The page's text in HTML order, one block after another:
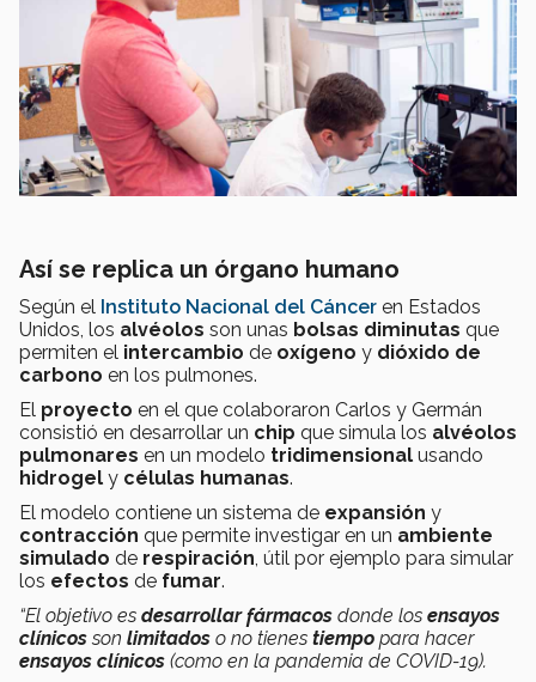
Así se replica un órgano humano
Según el Instituto Nacional del Cáncer en Estados
Unidos, los alvéolos son unas bolsas diminutas que
permiten el intercambio de oxígeno y dióxido de
carbono en los pulmones.
El proyecto en el que colaboraron Carlos y Germán
consistió en desarrollar un chip que simula los alvéolos
pulmonares en un modelo tridimensional usando
hidrogel y células humanas.
El modelo contiene un sistema de expansión y
contracción que permite investigar en un ambiente
simulado de respiración , útil por ejemplo para simular
los efectos de fumar.
“El objetivo es desarrollar fármacos donde los ensayos
clínicosson limitados o no tienes tiempo para hacer
ensayos clínicos (como en la pandemia de COVID-19).